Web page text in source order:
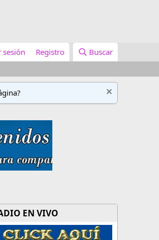
sesión Registro Buscar
EN VIVO